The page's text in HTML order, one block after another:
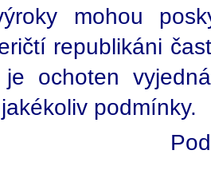
mohou
republikáni
je ochoten
podmínky.